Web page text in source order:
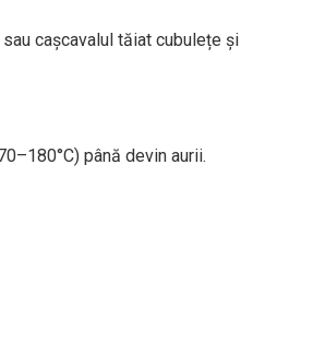
cașcavalul tăiat cubulețe și
până devin aurii.